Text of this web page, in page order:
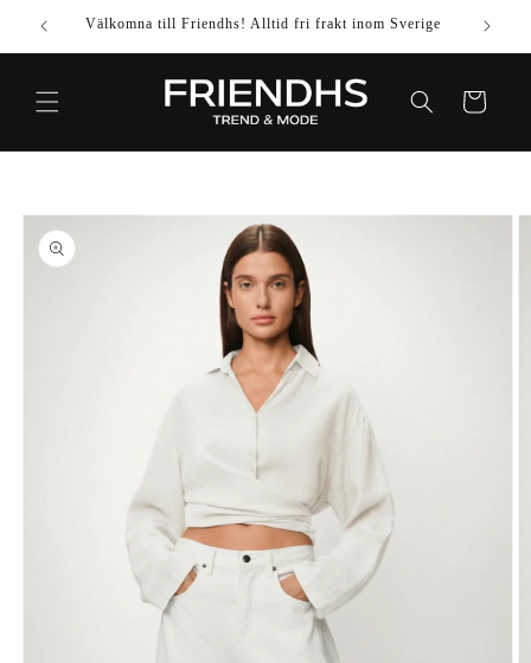
VIDARE
TILL
INNEHÅLL
Välkomna till Friendhs! Alltid fri frakt inom Sverige Använd
Varukorg
TILL